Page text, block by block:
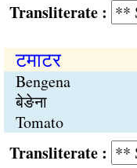
:
टमाटर
Bengena
बेङेना
Tomato
: